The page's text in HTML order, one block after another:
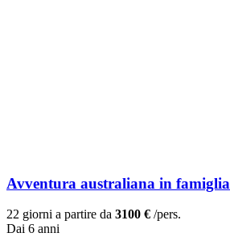
Avventura australiana in famiglia
22 giorni a partire da 3100 € /pers.
Dai 6 anni